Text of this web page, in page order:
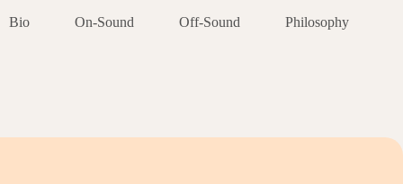
Bio On-Sound Off-Sound Philosophy